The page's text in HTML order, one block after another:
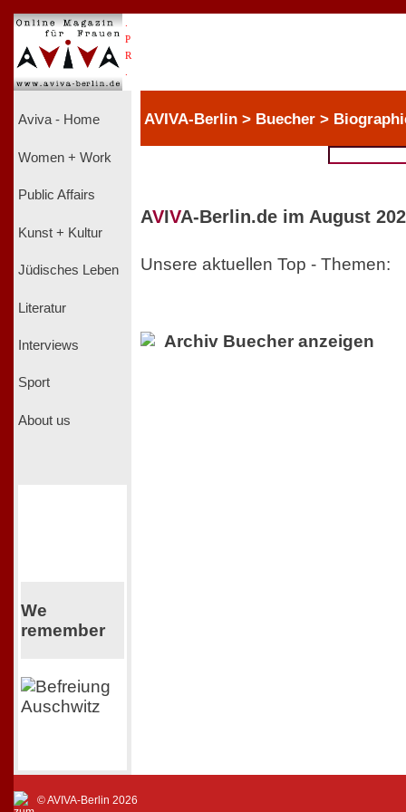
P
R
Aviva - Home
Women + Work
Public Affairs
Kunst + Kultur
Jüdisches Leben
Literatur
Interviews
Sport
About us
We
remember
AVIVA-Berlin > Buecher >
AVIVA-Berlin.de im August
Unsere aktuellen Top - Themen:
Archiv Buecher anzeigen
© AVIVA-Berlin 2026